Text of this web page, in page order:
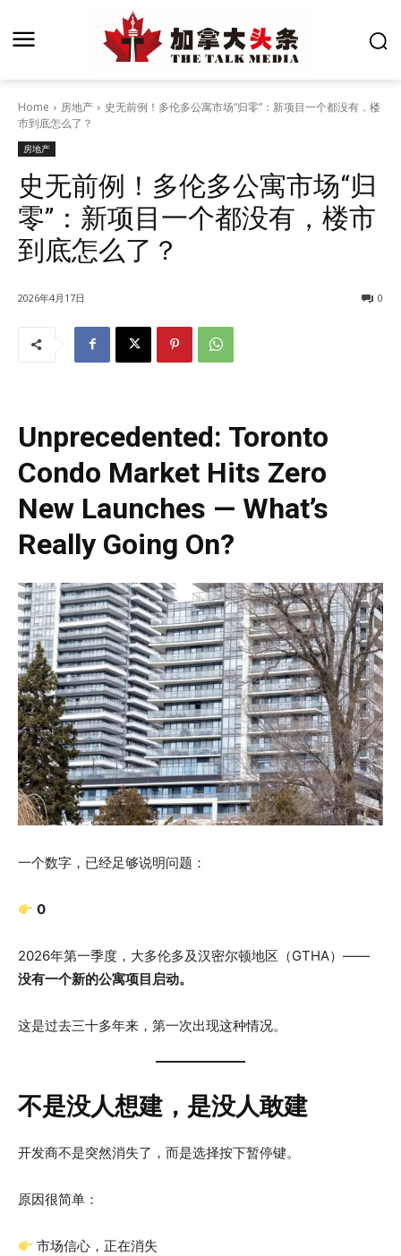
Home 房地产
史无前例！多伦多公寓市场“归零”：新项目一个都没有，楼
市到底怎么了？
房地产
史无前例！多伦多公寓市场“归
零”：新项目一个都没有，楼市
到底怎么了？
2026年4月17日 0
Unprecedented: Toronto
Condo Market Hits Zero
New Launches — What’s
Really Going On?
一个数字，已经足够说明问题：
0
2026年第一季度，大多伦多及汉密尔顿地区（GTHA）——
没有一个新的公寓项目启动。
这是过去三十多年来，第一次出现这种情况。
不是没人想建，是没人敢建
开发商不是突然消失了，而是选择按下暂停键。
原因很简单：
市场信心，正在消失